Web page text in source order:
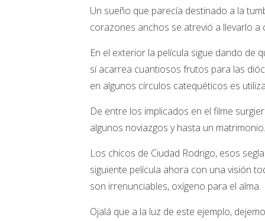
Un sueño que parecía destinado a la
corazones anchos se atrevió a llevarlo a
En el exterior la película sigue dando de
sí acarrea cuantiosos frutos para las
en algunos círculos catequéticos es
De entre los implicados en el filme
algunos noviazgos y hasta un matrimonio.
Los chicos de Ciudad Rodrigo, esos
siguiente película ahora con una visión
son irrenunciables, oxígeno para el alma.
Ojalá que a la luz de este ejemplo,